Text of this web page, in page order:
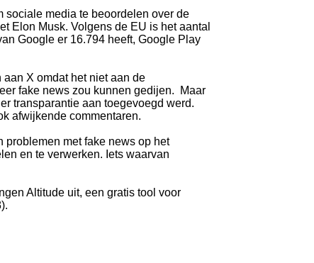
sociale media te beoordelen over de
Elon Musk. Volgens de EU is het aantal
Google er 16.794 heeft, Google Play
X omdat het niet aan de
fake news zou kunnen gedijen. Maar
transparantie aan toegevoegd werd.
afwijkende commentaren.
problemen met fake news op het
en te verwerken. Iets waarvan
Altitude uit, een gratis tool voor